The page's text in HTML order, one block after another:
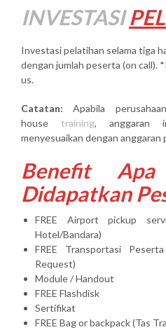
INVESTASI
Investasi pelatihan selama tiga
dengan jumlah peserta (on call).
us.
Catatan: Apabila
house training, anggaran
menyesuaikan dengan anggaran
Benefit
Didapatkan
FREE Airport pickup
Hotel/Bandara)
FREE Transportasi
Request)
Module / Handout
FREE Flashdisk
Sertifikat
FREE Bag or backpack (Tas